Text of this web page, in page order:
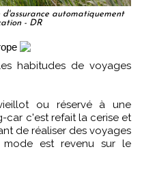
automatiquement
- DR
ou réservé à une
car c'est refait la cerise et
de réaliser des voyages
est revenu sur le